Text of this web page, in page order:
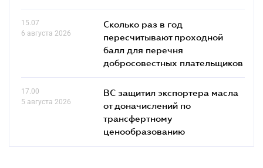
15.07
6 августа 2026
Сколько раз в год
пересчитывают проходной
балл для перечня
добросовестных плательщиков
17.00
5 августа 2026
ВС защитил экспортера масла
от доначислений по
трансфертному
ценообразованию